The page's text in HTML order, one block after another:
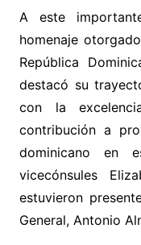
A este
homenaje
República
destacó su
con la
contribución a
dominicano en
vicecónsules
estuvieron
General, Antonio